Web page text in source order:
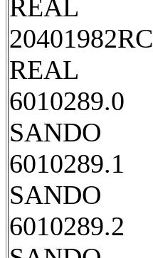
REAL
20401982RC
REAL
6010289.0
SANDO
6010289.1
SANDO
6010289.2